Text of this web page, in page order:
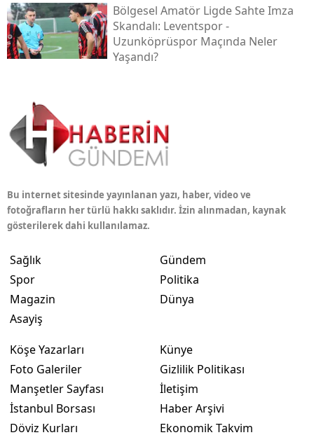
Bölgesel Amatör Ligde Sahte Imza
Skandalı: Leventspor -
Uzunköprüspor Maçında Neler
Yaşandı?
Bu internet sitesinde yayınlanan yazı, haber, video ve
fotoğrafların her türlü hakkı saklıdır. İzin alınmadan, kaynak
gösterilerek dahi kullanılamaz.
Sağlık
Spor
Magazin
Asayiş
Gündem
Politika
Dünya
Köşe Yazarları
Foto Galeriler
Manşetler Sayfası
İstanbul Borsası
Döviz Kurları
Künye
Gizlilik Politikası
İletişim
Haber Arşivi
Ekonomik Takvim